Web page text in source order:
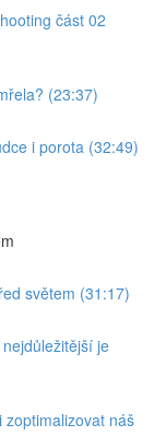
část 02
(23:37)
i porota (32:49)
světem (31:17)
je
zoptimalizovat náš